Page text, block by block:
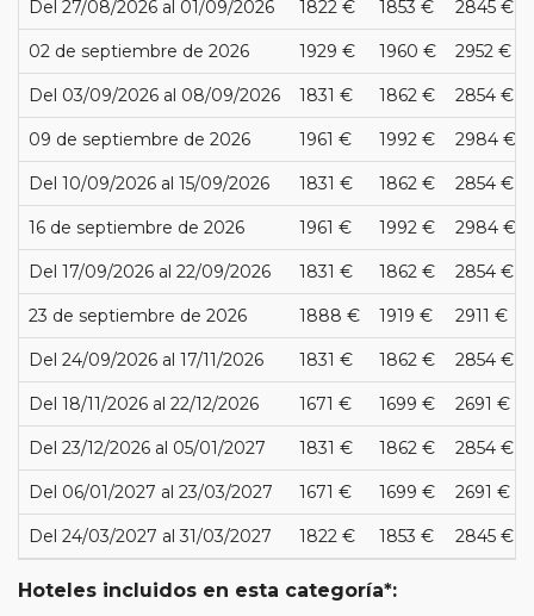
Del 27/08/2026 al 01/09/2026 1822 € 1853 € 2845 €
02 de septiembre de 2026 1929 € 1960 € 2952 €
Del 03/09/2026 al 08/09/2026 1831 € 1862 € 2854 €
09 de septiembre de 2026 1961 € 1992 € 2984 €
Del 10/09/2026 al 15/09/2026 1831 € 1862 € 2854 €
16 de septiembre de 2026 1961 € 1992 € 2984 €
Del 17/09/2026 al 22/09/2026 1831 € 1862 € 2854 €
23 de septiembre de 2026 1888 € 1919 € 2911 €
Del 24/09/2026 al 17/11/2026 1831 € 1862 € 2854 €
Del 18/11/2026 al 22/12/2026 1671 € 1699 € 2691 €
Del 23/12/2026 al 05/01/2027 1831 € 1862 € 2854 €
Del 06/01/2027 al 23/03/2027 1671 € 1699 € 2691 €
Del 24/03/2027 al 31/03/2027 1822 € 1853 € 2845 €
Hoteles incluidos en esta categoría*: